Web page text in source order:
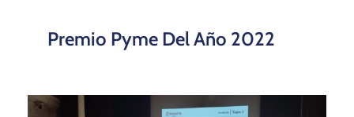
Premio Pyme Del Año 2022